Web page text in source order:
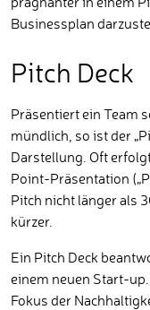
Businessplan
Pitch Deck
Präsentiert ein Team
mündlich, so ist der
Darstellung. Oft
Point-Präsentation
Pitch nicht länger als
kürzer.
Ein Pitch Deck
einem neuen Start-
Fokus der